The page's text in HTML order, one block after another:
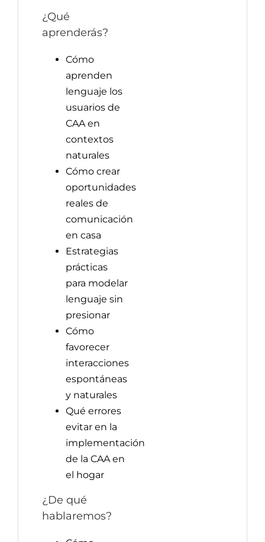
¿Qué
aprenderás?
Cómo
aprenden
lenguaje los
usuarios de
CAA en
contextos
naturales
Cómo crear
oportunidades
reales de
comunicación
en casa
Estrategias
prácticas
para modelar
lenguaje sin
presionar
Cómo
favorecer
interacciones
espontáneas
y naturales
Qué errores
evitar en la
implementación
de la CAA en
el hogar
¿De qué
hablaremos?